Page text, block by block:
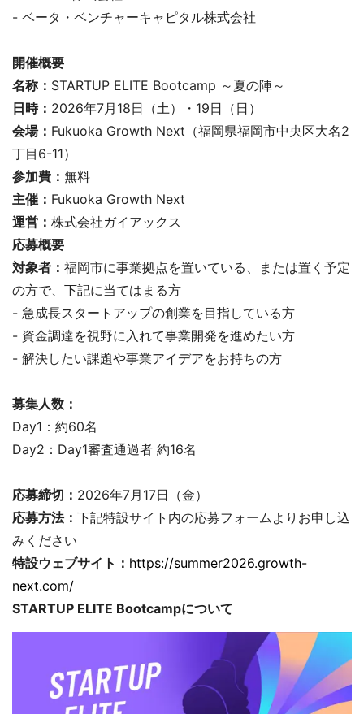
- ベータ・ベンチャーキャピタル株式会社
開催概要
名称： STARTUP ELITE Bootcamp ～夏の陣～
日時： 2026年7月18日（土）・19日（日）
会場： Fukuoka Growth Next（福岡県福岡市中央区大名2
丁目6-11）
参加費： 無料
主催： Fukuoka Growth Next
運営： 株式会社ガイアックス
応募概要
対象者： 福岡市に事業拠点を置いている、または置く予定
の方で、下記に当てはまる方
- 急成長スタートアップの創業を目指している方
- 資金調達を視野に入れて事業開発を進めたい方
- 解決したい課題や事業アイデアをお持ちの方
募集人数：
Day1：約60名
Day2：Day1審査通過者 約16名
応募締切： 2026年7月17日（金）
応募方法： 下記特設サイト内の応募フォームよりお申し込
みください
特設ウェブサイト： https://summer2026.growth-
next.com/
STARTUP ELITE Bootcampについて